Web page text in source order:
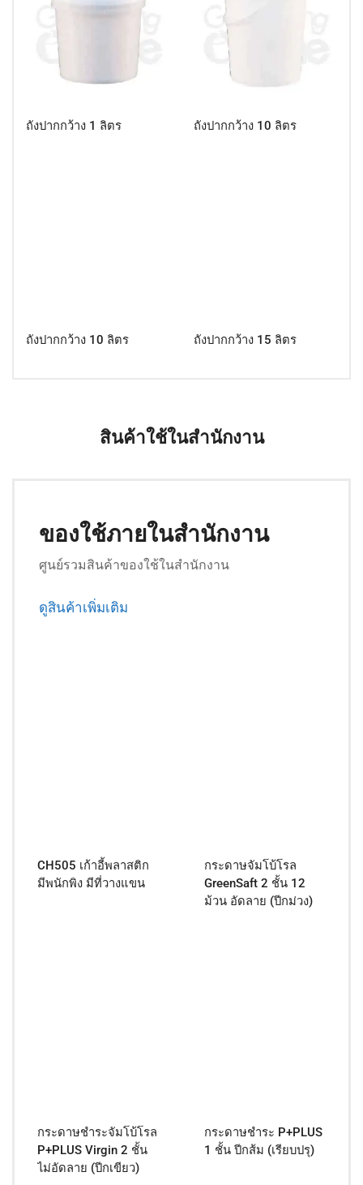
ถังปากกว้าง 1 ลิตร ถังปากกว้าง 10 ลิตร
ถังปากกว้าง 10 ลิตร ถังปากกว้าง 15 ลิตร
สินค้าใช้ในสำนักงาน
ของใช้ภายในสำนักงาน
ศูนย์รวมสินค้าของใช้ในสำนักงาน
ดูสินค้าเพิ่มเติม
CH505 เก้าอี้พลาสติก
มีพนักพิง มีที่วางแขน
กระดาษจัมโบ้โรล
GreenSaft 2 ชั้น 12
ม้วน อัดลาย (ปีกม่วง)
กระดาษชำระจัมโบ้โรล
P+PLUS Virgin 2 ชั้น
ไม่อัดลาย (ปีกเขียว)
กระดาษชำระ P+PLUS
1 ชั้น ปีกส้ม (เรียบปรุ)